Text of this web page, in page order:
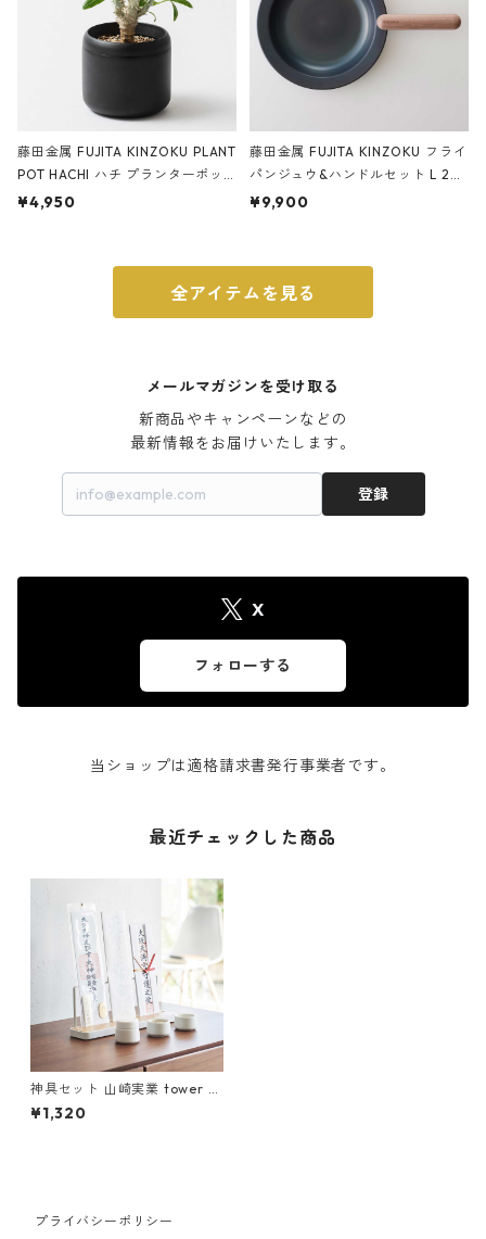
藤田金属 FUJITA KINZOKU PLANT
POT HACHI ハチ プランターポッ
ト 3号 ブラック
¥4,950
藤田金属 FUJITA KINZOKU フライ
パンジュウ&ハンドルセット L 24c
m ガス火・IH対応 鉄フライパン
¥9,900
全アイテムを見る
メールマガジンを受け取る
新商品やキャンペーンなどの
最新情報をお届けいたします。
登録
X
フォローする
当ショップは適格請求書発行事業者です。
最近チェックした商品
神具セット 山崎実業 tower タ
ワー 神具 3点セット ホワイト
¥1,320
プライバシーポリシー